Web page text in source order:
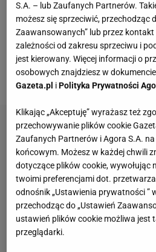
Pickforda. Zdezorientowany
przyglądał się temu, jak
odległości wpakował piłkę do
pierwszy i zarazem ostatni
Liverpoolu.
S.A. – lub Zaufanych Partnerów.
możesz się sprzeciwić, przechodząc
Zaawansowanych” lub przez
zależności od zakresu sprzeciwu i
jest kierowany. Więcej informacji o
osobowych znajdziesz w
Gazeta.pl iPolityka Prywatności
Klikając „Akceptuję” wyrażasz też
przechowywanie plików cookie
Zaufanych Partnerów i Agora S.A.
końcowym. Możesz w każdej chwili
dotyczące plików cookie, wywołując
twoimi preferencjami dot.
odnośnik „Ustawienia prywatności ”
przechodząc do „Ustawień
ustawień plików cookie możliwa jest
przeglądarki.